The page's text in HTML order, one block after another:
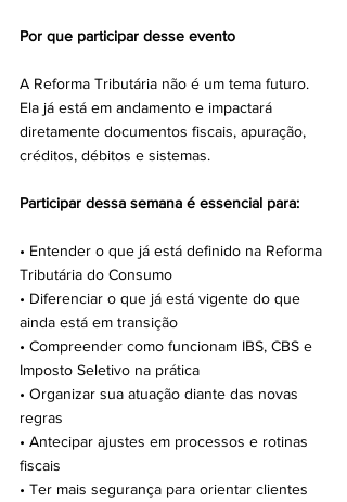
Por que participar desse evento
A Reforma Tributária não é um tema futuro.
Ela já está em andamento e impactará
diretamente documentos fiscais, apuração,
créditos, débitos e sistemas.
Participar dessa semana é essencial para:
• Entender o que já está definido na Reforma
Tributária do Consumo
• Diferenciar o que já está vigente do que
ainda está em transição
• Compreender como funcionam IBS, CBS e
Imposto Seletivo na prática
• Organizar sua atuação diante das novas
regras
• Antecipar ajustes em processos e rotinas
fiscais
• Ter mais segurança para orientar clientes